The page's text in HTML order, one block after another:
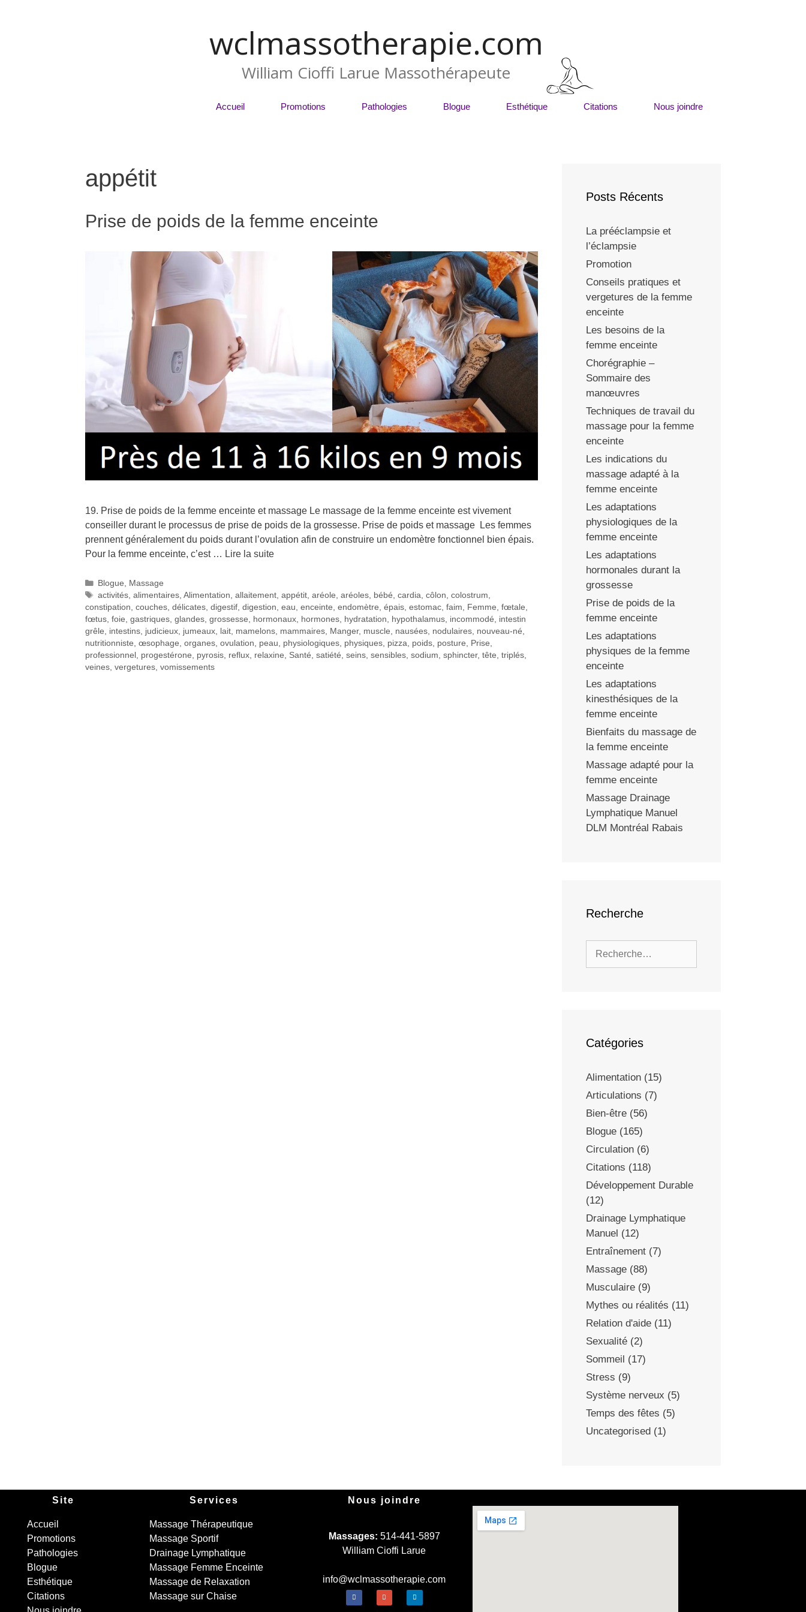
wclmassotherapie.com
William Cioffi Larue Massothérapeute
Accueil Promotions Pathologies Blogue Esthétique Citations Nous joindre
appétit
Prise de poids de la femme enceinte
19. Prise de poids de la femme enceinte et massage Le massage de la femme enceinte est vivement
conseiller durant le processus de prise de poids de la grossesse. Prise de poids et massage Les femmes
prennent généralement du poids durant l’ovulation afin de construire un endomètre fonctionnel bien épais.
Pour la femme enceinte, c’est … Lire la suite
Blogue, Massage
activités,alimentaires,Alimentation,allaitement,appétit,aréole,aréoles, bébé,cardia,côlon,colostrum,
constipation, couches, délicates, digestif, digestion, eau, enceinte, endomètre, épais, estomac, faim, Femme, fœtale,
fœtus, foie, gastriques, glandes, grossesse, hormonaux, hormones, hydratation, hypothalamus, incommodé, intestin
grêle, intestins, judicieux, jumeaux, lait, mamelons, mammaires, Manger, muscle, nausées, nodulaires, nouveau-né,
nutritionniste, œsophage, organes, ovulation, peau, physiologiques, physiques, pizza, poids, posture, Prise,
professionnel , progestérone, pyrosis, reflux, relaxine, Santé, satiété, seins, sensibles, sodium, sphincter, tête, triplés,
veines, vergetures, vomissements
Posts Récents
La prééclampsie et
l’éclampsie
Promotion
Conseils pratiques et
vergetures de la femme
enceinte
Les besoins de la
femme enceinte
Chorégraphie –
Sommaire des
manœuvres
Techniques de travail du
massage pour la femme
enceinte
Les indications du
massage adapté à la
femme enceinte
Les adaptations
physiologiques de la
femme enceinte
Les adaptations
hormonales durant la
grossesse
Prise de poids de la
femme enceinte
Les adaptations
physiques de la femme
enceinte
Les adaptations
kinesthésiques de la
femme enceinte
Bienfaits du massage de
la femme enceinte
Massage adapté pour la
femme enceinte
Massage Drainage
Lymphatique Manuel
DLM Montréal Rabais
Recherche
Catégories
Alimentation (15)
Articulations (7)
Bien-être (56)
Blogue (165)
Circulation (6)
Citations (118)
Développement Durable
(12)
Drainage Lymphatique
Manuel (12)
Entraînement (7)
Massage (88)
Musculaire (9)
Mythes ou réalités (11)
Relation d'aide (11)
Sexualité (2)
Sommeil (17)
Stress (9)
Système nerveux (5)
Temps des fêtes (5)
Uncategorised (1)
Site
Accueil
Promotions
Pathologies
Blogue
Esthétique
Citations
Services
Massage Thérapeutique
Massage Sportif
Drainage Lymphatique
Massage Femme Enceinte
Massage de Relaxation
Massage sur Chaise
Nous joindre
Massages: 514-441-5897
William Cioffi Larue
info@wclmassotherapie.com